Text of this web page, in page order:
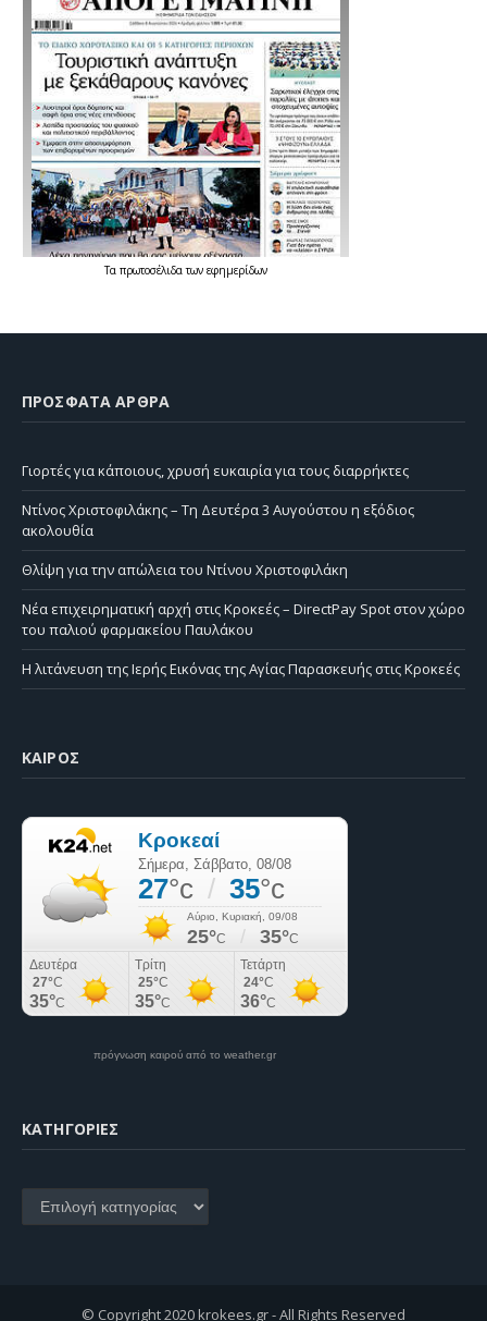
Τα πρωτοσέλιδατων εφημερίδων
ΠΡΌΣΦΑΤΑ ΆΡΘΡΑ
Γιορτές για κάποιους, χρυσή ευκαιρία για τους διαρρήκτες
Ντίνος Χριστοφιλάκης – Τη Δευτέρα 3 Αυγούστου η εξόδιος
ακολουθία
Θλίψη για την απώλεια του Ντίνου Χριστοφιλάκη
Νέα επιχειρηματική αρχή στις Κροκεές – DirectPay Spot στον χώρο
του παλιού φαρμακείου Παυλάκου
Η λιτάνευση της Ιερής Εικόνας της Αγίας Παρασκευής στις Κροκεές
ΚΑΙΡΌΣ
πρόγνωση καιρού από το weather.gr
KΑΤΗΓΟΡΊΕΣ
© Copyright 2020 krokees.gr - All Rights Reserved